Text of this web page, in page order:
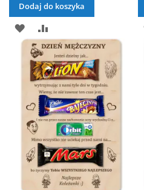
Dodaj do koszyka
DODAJ
DO
LISTY
ŻYCZEŃ